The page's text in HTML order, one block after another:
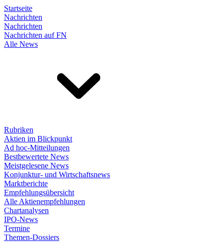
Startseite
Nachrichten
Nachrichten
Nachrichten auf FN
Alle News
Rubriken
Aktien im Blickpunkt
Ad hoc-Mitteilungen
Bestbewertete News
Meistgelesene News
Konjunktur- und Wirtschaftsnews
Marktberichte
Empfehlungsübersicht
Alle Aktienempfehlungen
Chartanalysen
IPO-News
Termine
Themen-Dossiers